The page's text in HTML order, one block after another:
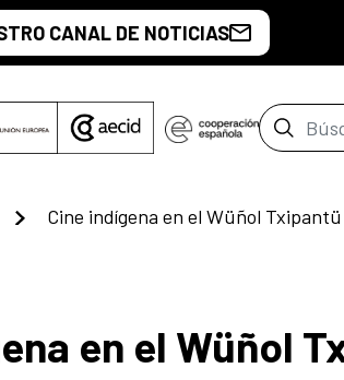
CANAL DE NOTICIAS
Barra
Cine indígena en el Wüñol Txipantü
en el Wüñol